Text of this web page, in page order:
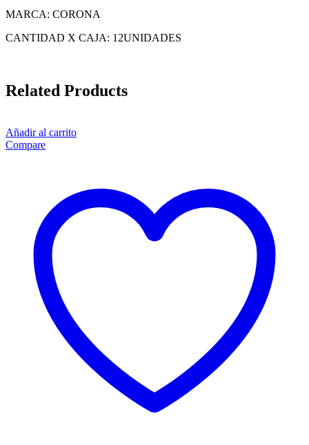
MARCA: CORONA
CANTIDAD X CAJA: 12UNIDADES
Related Products
Añadir al carrito
Compare